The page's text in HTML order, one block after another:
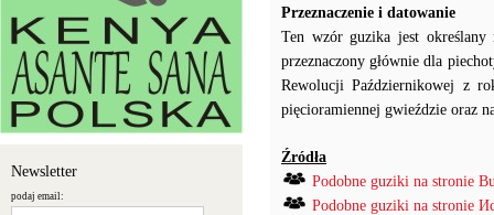
Newsletter
podaj email:
Przeznaczenie i datowanie
Ten wzór guzika jest
przeznaczony głównie dla
Rewolucji Październikowej z
pięcioramiennej gwieździe oraz
Źródła
Podobne guziki na stronie
Podobne guziki na stronie